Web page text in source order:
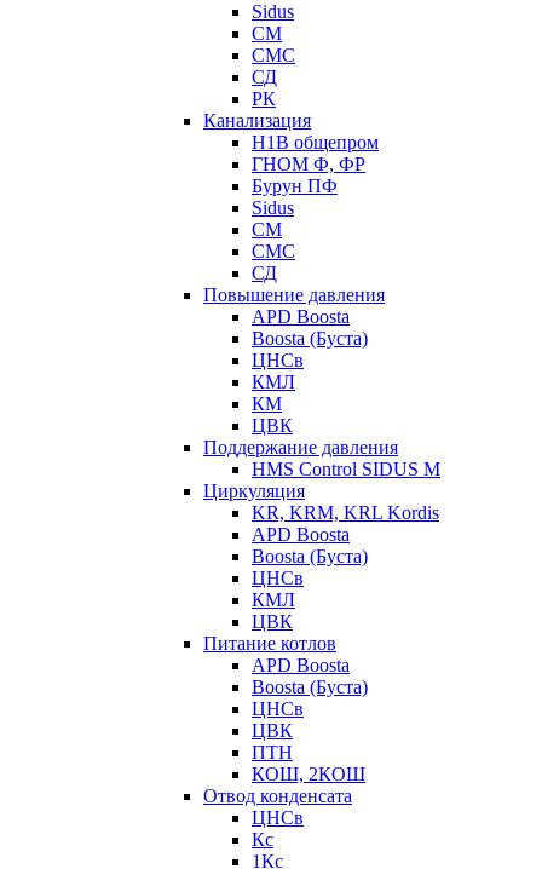
Sidus
СМ
СМС
СД
РК
Канализация
Н1В общепром
ГНОМ Ф, ФР
Бурун ПФ
Sidus
СМ
СМС
СД
Повышение давления
APD Boosta
Boosta (Буста)
ЦНСв
КМЛ
КМ
ЦВК
Поддержание давления
HMS Control SIDUS M
Циркуляция
KR, KRM, KRL Kordis
APD Boosta
Boosta (Буста)
ЦНСв
КМЛ
ЦВК
Питание котлов
APD Boosta
Boosta (Буста)
ЦНСв
ЦВК
ПТН
КОШ, 2КОШ
Отвод конденсата
ЦНСв
Кс
1Кс